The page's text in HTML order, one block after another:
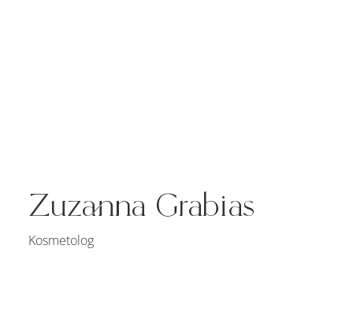
Zuzanna Grabias
Kosmetolog